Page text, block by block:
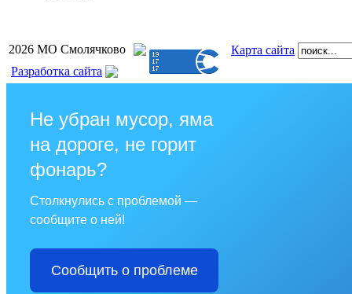
2026 МО Смолячково
Карта сайта
Разработка сайта
Не убран мусор, яма
на дороге, не горит
фонарь?
Столкнулись с проблемой —
сообщите о ней!
Сообщить о проблеме